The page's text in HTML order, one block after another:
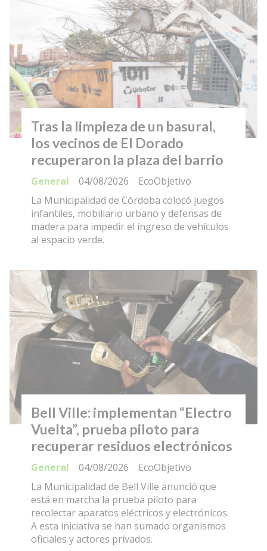
Tras la limpieza de un basural,
los vecinos de El Dorado
recuperaron la plaza del barrio
EcoObjetivo
General
04/08/2026
La Municipalidad de Córdoba colocó juegos
infantiles, mobiliario urbano y defensas de
madera para impedir el ingreso de vehículos
al espacio verde.
Bell Ville: implementan “Electro
Vuelta”, prueba piloto para
recuperar residuos electrónicos
EcoObjetivo
General
04/08/2026
La Municipalidad de Bell Ville anunció que
está en marcha la prueba piloto para
recolectar aparatos eléctricos y electrónicos.
A esta iniciativa se han sumado organismos
oficiales y actores privados.